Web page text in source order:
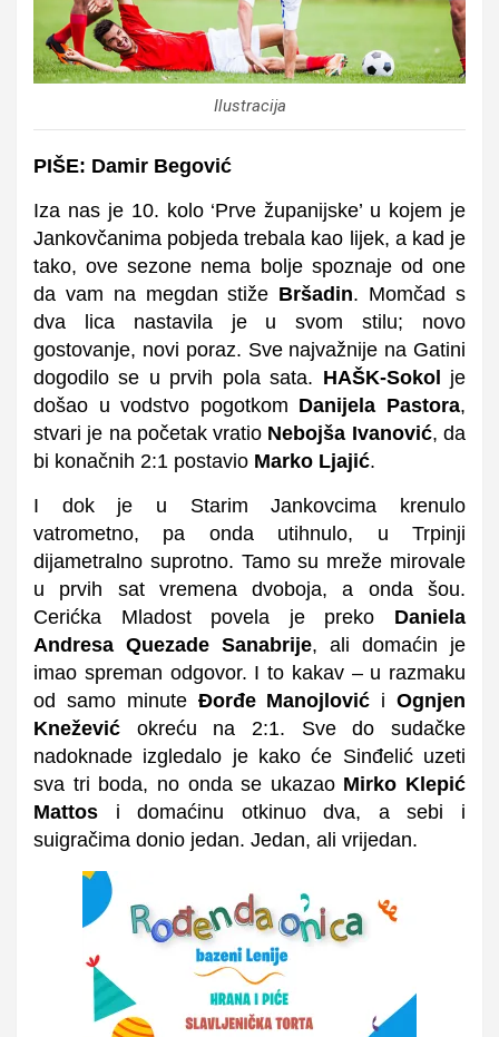
Ilustracija
PIŠE: Damir Begović
Iza nas je 10. kolo ‘Prve županijske’ u kojem je
Jankovčanima pobjeda trebala kao lijek, a kad je
tako, ove sezone nema bolje spoznaje od one
da vam na megdan stiže Bršadin. Momčad s
dva lica nastavila je u svom stilu; novo
gostovanje, novi poraz. Sve najvažnije na Gatini
dogodilo se u prvih pola sata. HAŠK-Sokol
je
došao u vodstvo pogotkom Danijela Pastora,
stvari je na početak vratio Nebojša Ivanović, da
bi konačnih 2:1 postavio Marko Ljajić.
I dok je u Starim Jankovcima krenulo
vatrometno, pa onda utihnulo, u Trpinji
dijametralno suprotno. Tamo su mreže mirovale
u prvih sat vremena dvoboja, a onda šou.
Cerićka Mladost povela je preko Daniela
Andresa Quezade Sanabrije, ali domaćin je
imao spreman odgovor. I to kakav – u razmaku
od samo minute Đorđe Manojlović i Ognjen
Knežević okreću na 2:1. Sve do sudačke
nadoknade izgledalo je kako će Sinđelić uzeti
sva tri boda, no onda se ukazao Mirko Klepić
Mattos i domaćinu otkinuo dva, a sebi i
suigračima donio jedan. Jedan, ali vrijedan.